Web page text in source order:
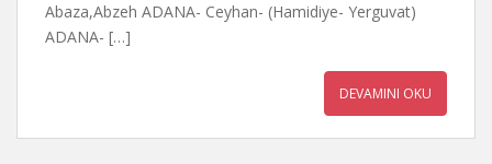
Abaza,Abzeh ADANA- Ceyhan- (Hamidiye- Yerguvat)
ADANA- […]
DEVAMINI OKU